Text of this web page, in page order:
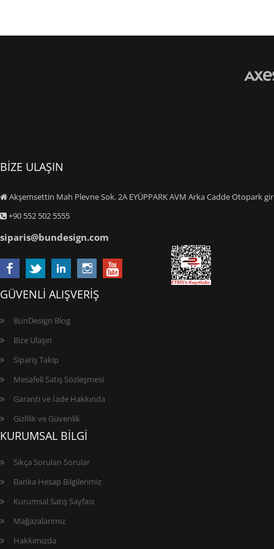
BİZE ULAŞIN
Akşemsettin Mah Plevne Sok. 2A EYÜPPARK AVM Arka Cadde Otopark
+90 552 502 5555
siparis@bundesign.com
GÜVENLİ ALIŞVERİŞ
BunDesign Blog
Bize Ulaşın
Sipariş Takip
Mesafeli Satış Sözleşmesi
Garanti ve İade Hakkında
Gizlilik ve Güvenlik
KURUMSAL BİLGİ
Sıkça Sorulan Sorular
Banka Hesap Bilgilerimiz
Kurumsal Satış Sayfası
Mağazalarımız
Hakkımızda